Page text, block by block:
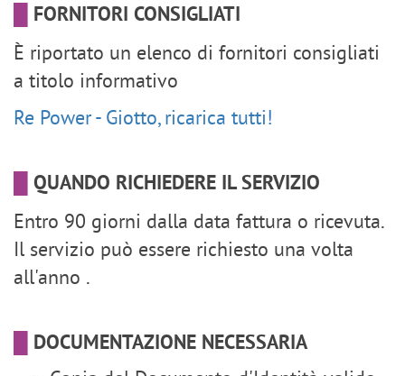
FORNITORI CONSIGLIATI
È riportato un elenco di fornitori consigliati
a titolo informativo
Re Power - Giotto, ricarica tutti!
QUANDO RICHIEDERE IL SERVIZIO
Entro 90 giorni dalla data fattura o ricevuta.
Il servizio può essere richiesto una volta
all'anno .
DOCUMENTAZIONE NECESSARIA